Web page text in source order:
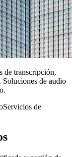
de transcripción,
de audio
Servicios de